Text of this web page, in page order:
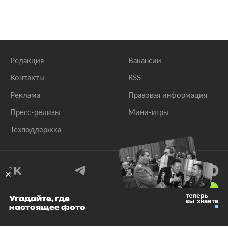
Редакция
Контакты
Реклама
Пресс-релизы
Техподдержка
Вакансии
RSS
Правовая информация
Мини-игры
© 1999–2026 Все права защищены.
Угадайте, где
настоящее фото